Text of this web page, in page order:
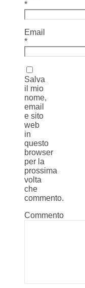
*
Email
*
Salva
il mio
nome,
email
e sito
web
in
questo
browser
per la
prossima
volta
che
commento.
Commento